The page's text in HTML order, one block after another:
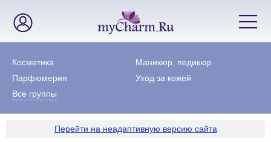
Косметика
Маникюр, педикюр
Парфюмерия
Уход за кожей
Все группы
Перейти на неадаптивную версию сайта